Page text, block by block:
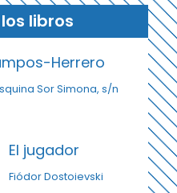
libros
Herrero
Sor Simona, s/n
El jugador
Fiódor Dostoievski